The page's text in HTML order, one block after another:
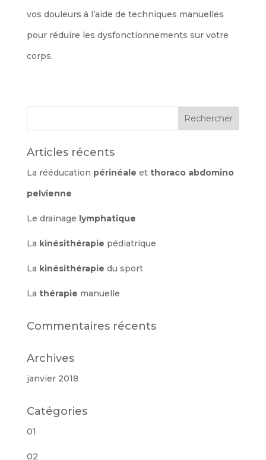
vos douleurs à l’aide de techniques manuelles
pour réduire les dysfonctionnements sur votre
corps.
Articles récents
La rééducation périnéale et thoraco abdomino
pelvienne
Le drainage lymphatique
La kinésithérapie pédiatrique
La kinésithérapie du sport
La thérapie manuelle
Commentaires récents
Archives
janvier 2018
Catégories
01
02